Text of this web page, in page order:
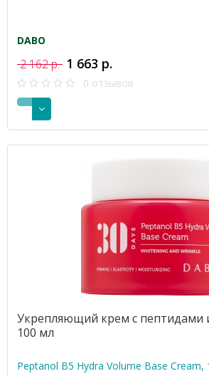
DABO
2 162 р. 1 663 р.
0 отзывов
Укрепляющий крем с пептидами
100 мл
Peptanol B5 Hydra Volume Base Cream,